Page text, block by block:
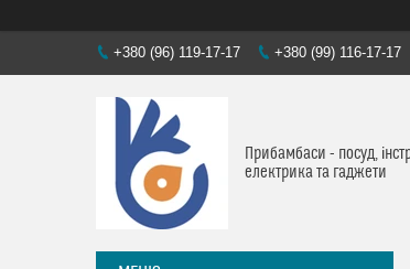
+380 (96) 119-17-17 +380 (99) 116-17-17
Прибамбаси - посуд,
електрика та гаджети